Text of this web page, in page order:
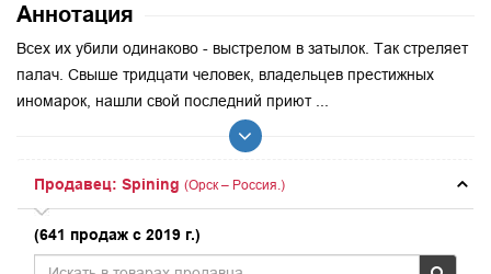
Аннотация
Всех их убили одинаково - выстрелом в затылок. Так стреляет
палач. Свыше тридцати человек, владельцев престижных
иномарок, нашли свой последний приют ...
Продавец: Spining (Орск – Россия.)
(641 продаж с 2019 г.)